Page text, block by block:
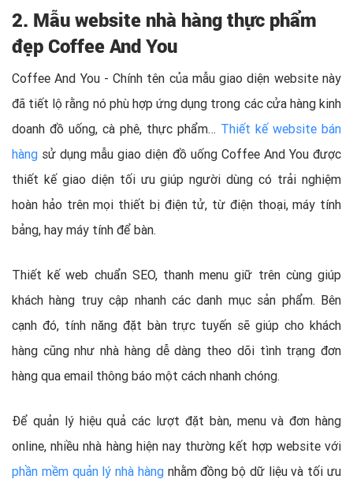
2. Mẫu website nhà hàng thực phẩm
đẹp Coffee And You
Coffee And You - Chính tên của mẫu giao diện website này
đã tiết lộ rằng nó phù hợp ứng dụng trong các cửa hàng kinh
doanh đồ uống, cà phê, thực phẩm… Thiết kế website bán
hàng sử dụng mẫu giao diện đồ uống Coffee And You được
thiết kế giao diện tối ưu giúp người dùng có trải nghiệm
hoàn hảo trên mọi thiết bị điện tử, từ điện thoại, máy tính
bảng, hay máy tính để bàn.
Thiết kế web chuẩn SEO, thanh menu giữ trên cùng giúp
khách hàng truy cập nhanh các danh mục sản phẩm. Bên
cạnh đó, tính năng đặt bàn trực tuyến sẽ giúp cho khách
hàng cũng như nhà hàng dễ dàng theo dõi tình trạng đơn
hàng qua email thông báo một cách nhanh chóng.
Để quản lý hiệu quả các lượt đặt bàn, menu và đơn hàng
online, nhiều nhà hàng hiện nay thường kết hợp website với
phần mềm quản lý nhà hàngnhằm đồng bộ dữ liệu và tối ưu